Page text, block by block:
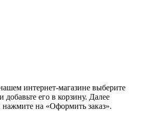
интернет-магазине выберите
его в корзину. Далее
на «Оформить заказ».